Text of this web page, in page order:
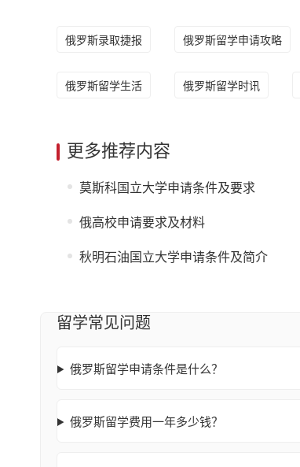
俄罗斯录取捷报 俄罗斯留学申请攻略
俄罗斯留学生活 俄罗斯留学时讯
更多推荐内容
莫斯科国立大学申请条件及要求
俄高校申请要求及材料
秋明石油国立大学申请条件及简介
留学常见问题
俄罗斯留学申请条件是什么？
俄罗斯留学费用一年多少钱？